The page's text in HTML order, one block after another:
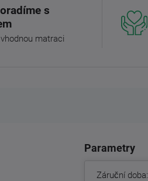
s
matraci
Parametry
Záruční doba: